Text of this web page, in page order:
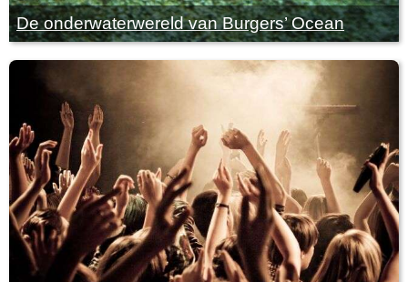
De onderwaterwereld van Burgers’ Ocean